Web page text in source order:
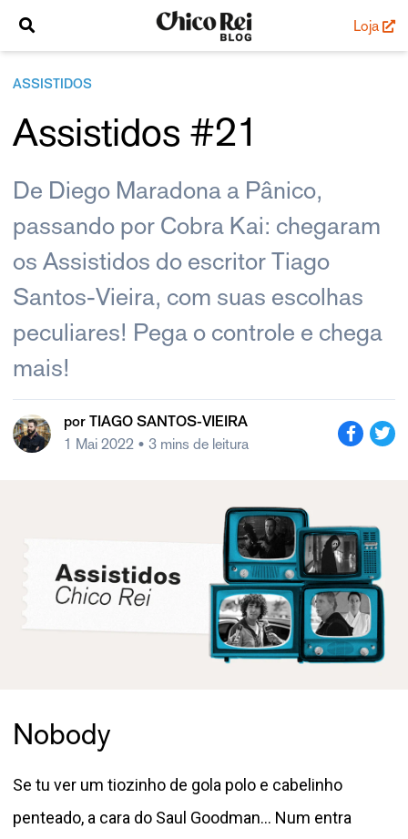
Loja
ASSISTIDOS
Assistidos #21
De Diego Maradona a Pânico,
passando por Cobra Kai: chegaram
os Assistidos do escritor Tiago
Santos-Vieira, com suas escolhas
peculiares! Pega o controle e chega
mais!
por TIAGO SANTOS-VIEIRA
1 Mai 2022 • 3 mins de leitura
Nobody
Se tu ver um tiozinho de gola polo e cabelinho
penteado, a cara do Saul Goodman... Num entra